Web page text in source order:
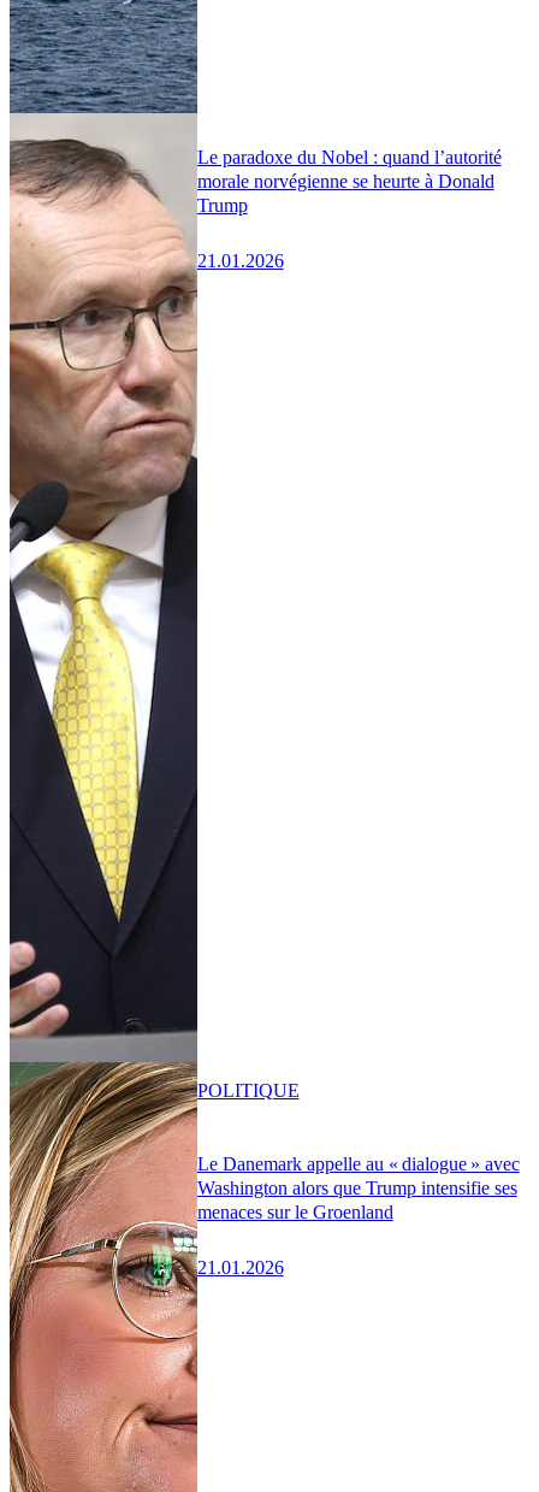
Le paradoxe du Nobel : quand l’autorité
morale norvégienne se heurte à Donald
Trump
21.01.2026
Le Danemark appelle au « dialogue » avec
Washington alors que Trump intensifie ses
menaces sur le Groenland
21.01.2026
POLITIQUE